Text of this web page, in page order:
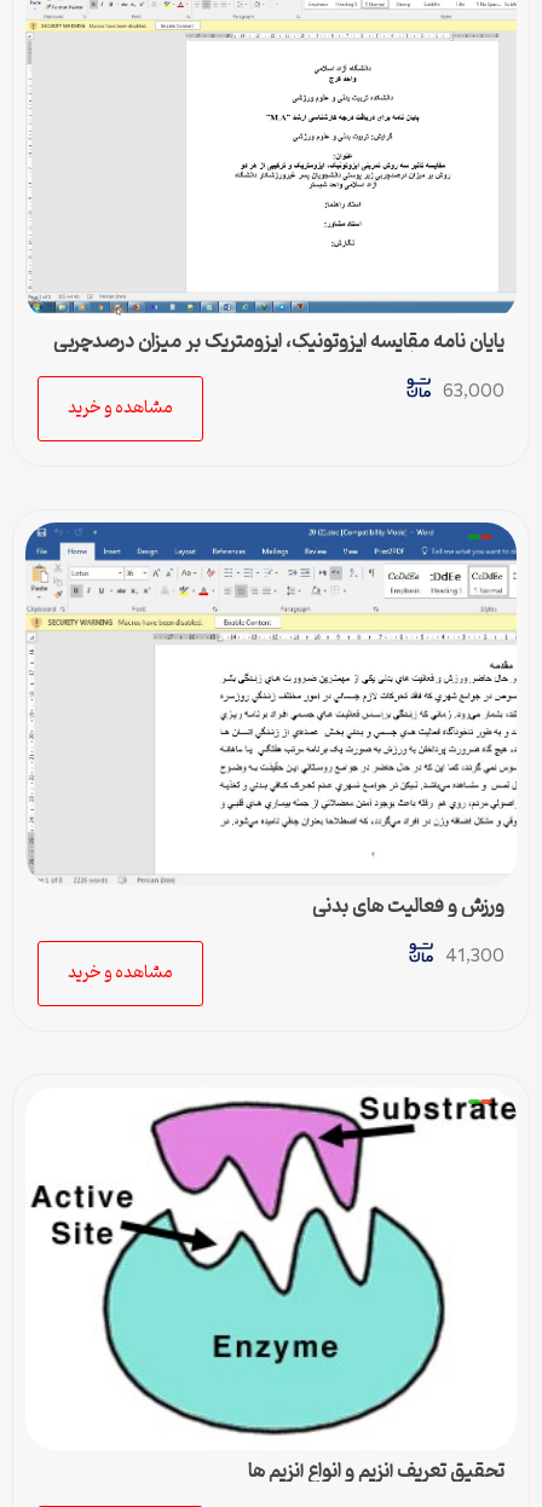
پایان نامه مقايسه ايزوتونيک، ايزومتريک بر ميزان درصدچربی
زير پوستی دانشجويان پسر غيرورزشکار
63,000
مشاهده و خرید
ورزش و فعالیت های بدنی
41,300
مشاهده و خرید
تحقیق تعریف آنزیم و انواع آنزیم ها